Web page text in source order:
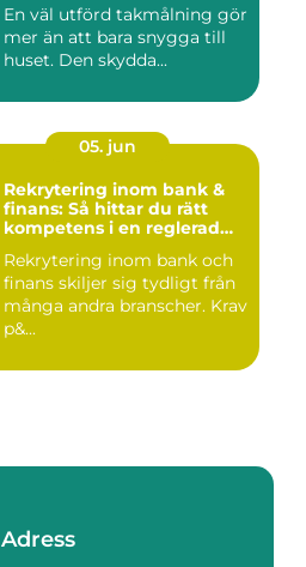
En väl utförd takmålning gör
mer än att bara snygga till
huset. Den skydda...
05. jun
Rekrytering inom bank &
finans: Så hittar du rätt
kompetens i en reglerad
Rekrytering inom bank och
finans skiljer sig tydligt från
många andra branscher. Krav
p&...
Adress